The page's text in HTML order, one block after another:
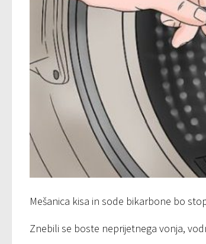
Mešanica kisa in sode bikarbone bo
Znebili se boste neprijetnega vonja,